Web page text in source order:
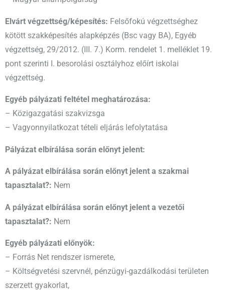
Elvárt végzettség/képesítés: Felsőfokú végzettséghez
kötött szakképesítés alapképzés (Bsc vagy BA), Egyéb
végzettség, 29/2012. (III. 7.) Korm. rendelet 1. melléklet 19.
pont szerinti I. besorolási osztályhoz előírt iskolai
végzettség.
Egyéb pályázati feltétel meghatározása:
– Közigazgatási szakvizsga
– Vagyonnyilatkozat tételi eljárás lefolytatása
Pályázat elbírálása során előnyt jelent:
A pályázat elbírálása során előnyt jelent a szakmai
tapasztalat?: Nem
A pályázat elbírálása során előnyt jelent a vezetői
tapasztalat?: Nem
Egyéb pályázati előnyök:
– Forrás Net rendszer ismerete,
– Költségvetési szervnél, pénzügyi-gazdálkodási területen
szerzett gyakorlat,